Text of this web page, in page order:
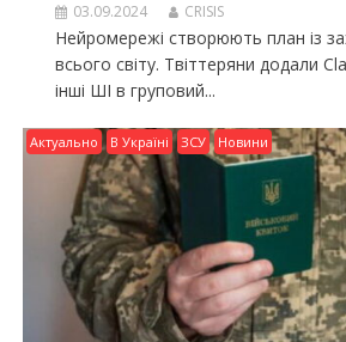
03.09.2024 CRISIS
Нейромережі створюють план із
всього світу. Твіттеряни додали
інші ШІ в груповий...
Актуально В Україні ЗСУ Новини